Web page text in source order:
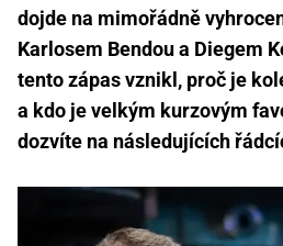
dojde na mimořádně
Karlosem Bendou a Diegem
tento zápas vznikl, proč je
a kdo je velkým kurzovým
dozvíte na následujících